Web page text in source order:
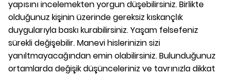
yapısını incelemekten yorgun düşebilirsiniz. Birlikte
olduğunuz kişinin üzerinde gereksiz kıskançlık
duygularıyla baskı kurabilirsiniz. Yaşam felsefeniz
sürekli değişebilir. Manevi hislerinizin sizi
yanıltmayacağından emin olabilirsiniz. Bulunduğunuz
ortamlarda değişik düşünceleriniz ve tavrınızla dikkat